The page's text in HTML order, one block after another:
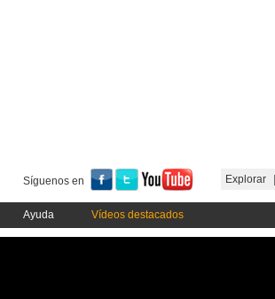
Síguenos en Explorar
Ayuda Vídeos destacados